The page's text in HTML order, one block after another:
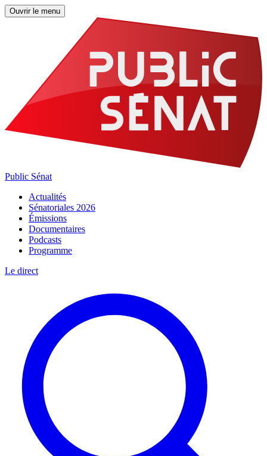
Ouvrir le menu
Public Sénat
Actualités
Sénatoriales 2026
Émissions
Documentaires
Podcasts
Programme
Le direct